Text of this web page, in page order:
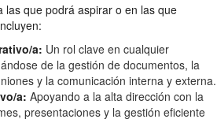
las que podrá aspirar o en las que
a: Un rol clave en cualquier
de la gestión de documentos, la
y la comunicación interna y externa.
a: Apoyando a la alta dirección con la
presentaciones y la gestión eficiente